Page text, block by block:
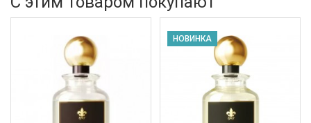
НОВИНКА